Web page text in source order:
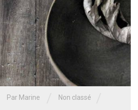
Par Marine Non classé